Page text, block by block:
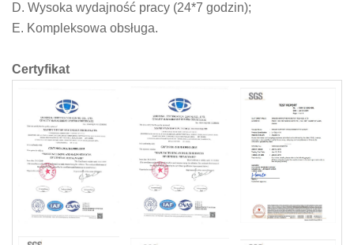
D. Wysoka wydajność pracy (24*7 godzin);
E. Kompleksowa obsługa.
Certyfikat